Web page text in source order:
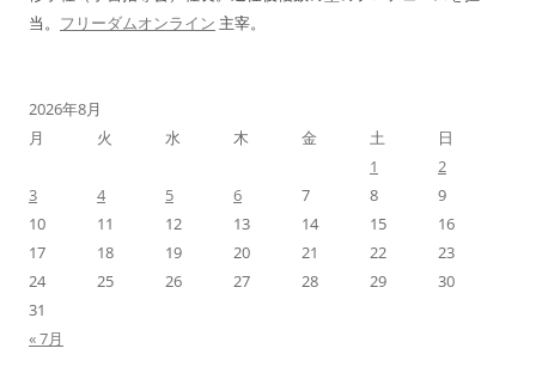
当。 フリーダムオンライン 主宰。
2026年8月
月
火 水 木 金 土
日
1
2
3
4 5 6 7 8
9
10
11 12 13 14 15
16
17
18 19 20 21 22
23
24
25 26 27 28 29
30
31
« 7月